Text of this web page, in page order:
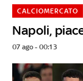
Napoli,
CALCIOMERCATO
07 ago - 00:13